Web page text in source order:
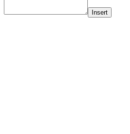
Insert